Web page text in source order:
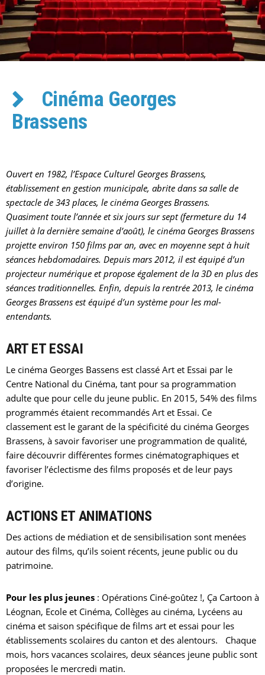
Cinéma Georges
Brassens
Ouvert en 1982, l’Espace Culturel Georges Brassens,
établissement en gestion municipale, abrite dans sa salle de
spectacle de 343 places, le cinémaGeorges Brassens.
Quasiment toute l’année et six jours sur sept (fermeture du 14
juillet à la dernière semaine d’août), le cinémaGeorges Brassens
projette environ 150 films par an, avec en moyenne sept à huit
séances hebdomadaires. Depuis mars 2012, il est équipé d’un
projecteur numérique et propose également de la 3D en plus des
séances traditionnelles. Enfin, depuis la rentrée 2013, le cinéma
Georges Brassens est équipé d’un système pour les mal-
entendants.
ART ET ESSAI
Le cinéma Georges Bassens est classé Art et Essai par le
Centre National du Cinéma, tant pour sa programmation
adulte que pour celle du jeune public. En 2015, 54% des films
programmés étaient recommandés Art et Essai. Ce
classement est le garant de la spécificité du cinéma Georges
Brassens, à savoir favoriser une programmation de qualité,
faire découvrir différentes formes cinématographiques et
favoriser l’éclectisme des films proposés et de leur pays
d’origine.
ACTIONS ET ANIMATIONS
Des actions de médiation et de sensibilisation sont menées
autour des films, qu’ils soient récents, jeune public ou du
patrimoine.
Pour les plus jeunes : Opérations Ciné-goûtez !, Ça Cartoon à
Léognan, Ecole et Cinéma, Collèges au cinéma, Lycéens au
cinéma et saison spécifique de films art et essai pour les
établissements scolaires du canton et des alentours. Chaque
mois, hors vacances scolaires, deux séances jeune public sont
proposées le mercredi matin.